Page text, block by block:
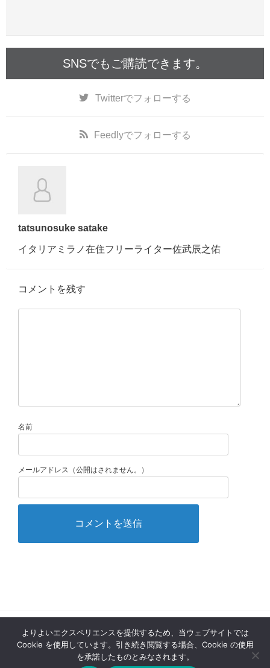
SNSでもご購読できます。
Twitterでフォローする
Feedlyでフォローする
tatsunosuke satake
イタリアミラノ在住フリーライター佐武辰之佑
コメントを残す
名前
メールアドレス（公開はされません。）
Copyright 2026 ミラノ観光情報ガイド | ミランフォ. All rights reserved.
本サイト内の掲載内容、リンク先で生じたいかなるトラブル、損害、損失、不
利益に対して当サイトは一切の責任を負いません。
よりよいエクスペリエンスを提供するため、当ウェブサイトでは
Cookie を使用しています。引き続き閲覧する場合、Cookie の使用
を承諾したものとみなされます。